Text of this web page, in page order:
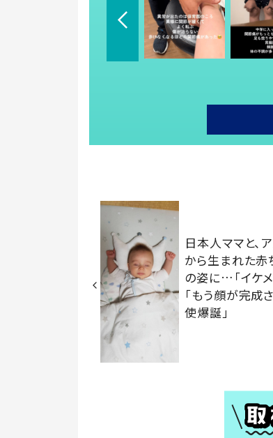
日本人ママと、
から生まれた赤
の姿に…「イケ
「もう顔が完成
使爆誕」